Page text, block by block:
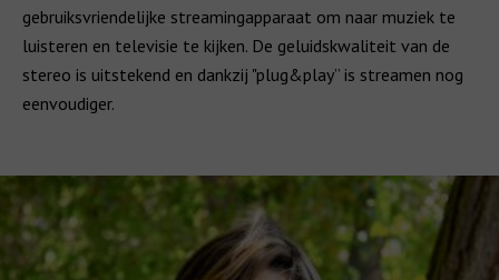
gebruiksvriendelijke streamingapparaat om naar muziek te
luisteren en televisie te kijken. De geluidskwaliteit van de
stereo is uitstekend en dankzij "plug&play” is streamen nog
eenvoudiger.